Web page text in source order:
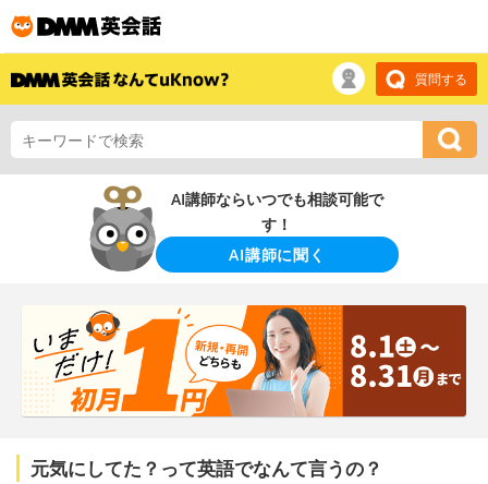
質問する
AI講師ならいつでも相談可能で
す！
AI講師に聞く
元気にしてた？って英語でなんて言うの？